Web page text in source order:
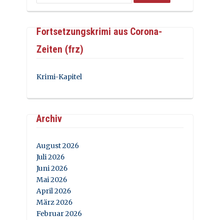
Fortsetzungskrimi aus Corona-
Zeiten (frz)
Krimi-Kapitel
Archiv
August 2026
Juli 2026
Juni 2026
Mai 2026
April 2026
März 2026
Februar 2026